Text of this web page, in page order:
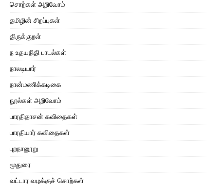
சொற்கள் அறிவோம்
தமிழின் சிறப்புகள்
திருக்குறள்
ந உதயநிதி பாடல்கள்
நாலடியார்
நான்மணிக்கடிகை
நூல்கள் அறிவோம்
பாரதிதாசன் கவிதைகள்
பாரதியார் கவிதைகள்
புறநானூறு
மூதுரை
வட்டார வழக்குச் சொற்கள்